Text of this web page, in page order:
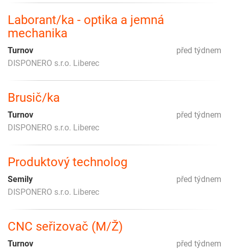
Laborant/ka - optika a jemná
mechanika
před týdnem
Turnov
DISPONERO s.r.o. Liberec
Brusič/ka
před týdnem
Turnov
DISPONERO s.r.o. Liberec
Produktový technolog
před týdnem
Semily
DISPONERO s.r.o. Liberec
CNC seřizovač (M/Ž)
před týdnem
Turnov